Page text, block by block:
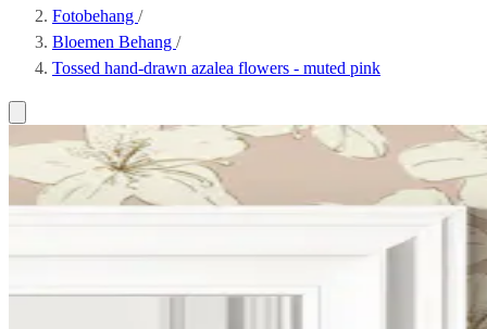
Fotobehang /
Bloemen Behang /
Tossed hand-drawn azalea flowers - muted pink